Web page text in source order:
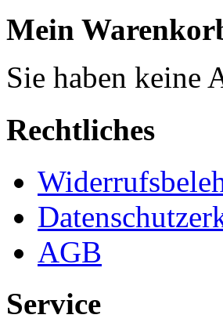
Mein
Sie haben keine
Rechtliches
AGB
Service